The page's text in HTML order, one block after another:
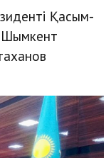
Қасым-